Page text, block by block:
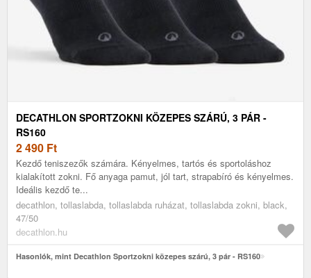
DECATHLON SPORTZOKNI KÖZEPES SZÁRÚ, 3 PÁR -
RS160
2 490 Ft
Kezdő teniszezők számára. Kényelmes, tartós és sportoláshoz
kialakított zokni. Fő anyaga pamut, jól tart, strapabíró és kényelmes.
Ideális kezdő te...
decathlon, tollaslabda, tollaslabda ruházat, tollaslabda zokni, black,
47/50
decathlon.hu
Hasonlók, mint Decathlon Sportzokni közepes szárú, 3 pár - RS160